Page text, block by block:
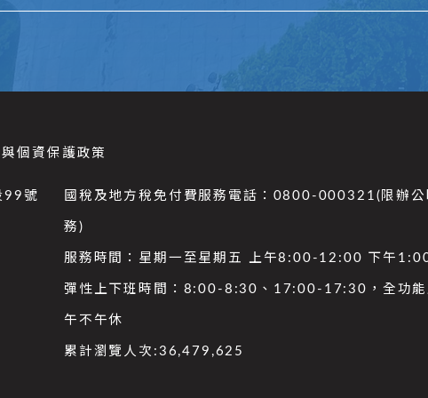
個資保護政策
99號 國稅及地方稅免付費服務電話：0800-000321(限辦公
務)
服務時間：星期一至星期五 上午8:00-12:00 下午
彈性上下班時間：8:00-8:30、17:00-17:30，全功能
午不午休
累計瀏覽人次: 36,479,625